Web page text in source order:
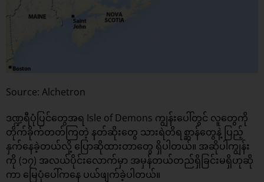
Source: Alchetron
ဒဏ္ဍရီပုံပြင်တွေအရ Isle of Demons ကျွန်းပေါ်တွင် လူတွေကို
တိုက်ခိုက်တတ်ကြတဲ့ နတ်ဆိုးတွေ သားရဲတိရစ္ဆာန်တွေနဲ့ ပြည့်
နှက်နေခဲ့တယ်လို့ ပြောဆိုထားတာတွေ ရှိပါတယ်။ အဆိုပါကျွန်း
ကို (၁၇) အလယ်ပိုင်းလောက်မှာ အမှန်တယ်တည်ရှိခြင်းမရှိဟုဆို
ကာ မြေပုံပေါ်ကနေ ပယ်ဖျက်ခဲ့ပါတယ်။